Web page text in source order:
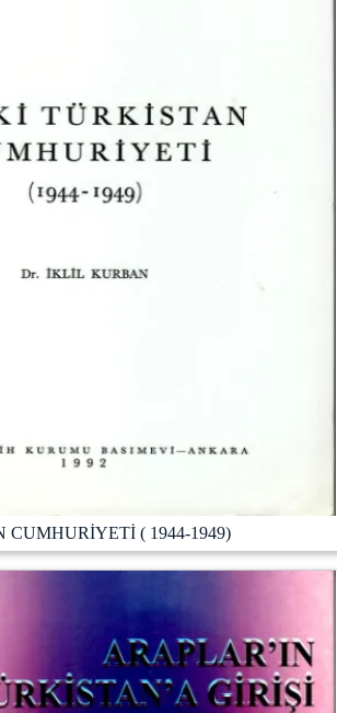
CUMHURİYETİ ( 1944-1949)